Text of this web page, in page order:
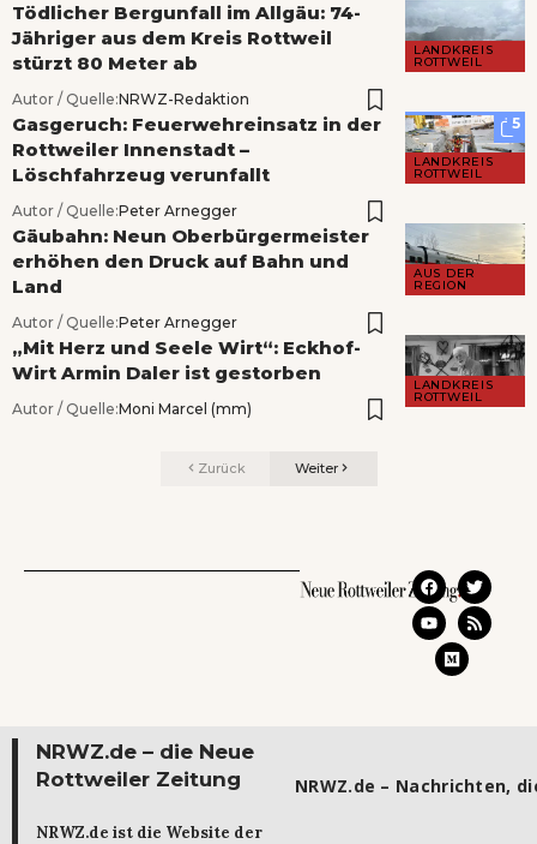
LANDKREIS
ROTTWEIL
Tödlicher Bergunfall im Allgäu: 74-
Jähriger aus dem Kreis Rottweil
stürzt 80 Meter ab
Autor / Quelle:NRWZ-Redaktion
5
LANDKREIS
ROTTWEIL
Gasgeruch: Feuerwehreinsatz in der
Rottweiler Innenstadt –
Löschfahrzeug verunfallt
Autor / Quelle:Peter Arnegger
AUS DER
REGION
Gäubahn: Neun Oberbürgermeister
erhöhen den Druck auf Bahn und
Land
Autor / Quelle:Peter Arnegger
LANDKREIS
ROTTWEIL
„Mit Herz und Seele Wirt“: Eckhof-
Wirt Armin Daler ist gestorben
Autor / Quelle:Moni Marcel (mm)
Zurück Weiter
NRWZ.de – die Neue
Rottweiler Zeitung
NRWZ.de ist die Website der
NRWZ.de – Nachrichten,